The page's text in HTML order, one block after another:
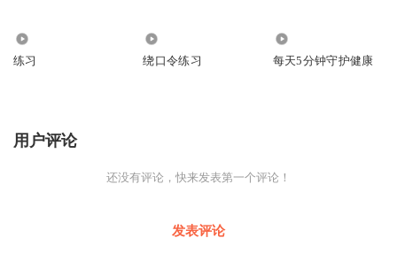
练习 绕口令练习 每天5分钟守护健康
用户评论
还没有评论，快来发表第一个评论！
发表评论